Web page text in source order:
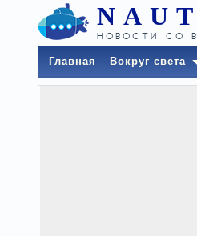
новости со
Главная Вокруг света